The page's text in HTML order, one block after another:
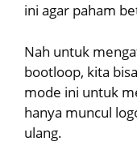
ini agar paham
Nah untuk
bootloop, kita
mode ini untuk
hanya muncul
ulang.